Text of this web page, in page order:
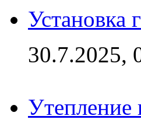
Установка
30.7.2025,
Утепление